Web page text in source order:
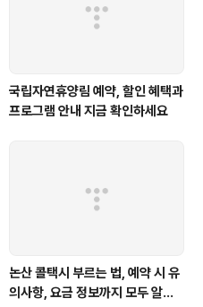
국립자연휴양림 예약, 할인 혜택과
프로그램 안내 지금 확인하세요
논산 콜택시 부르는 법, 예약 시 유
의사항, 요금 정보까지 모두 알려